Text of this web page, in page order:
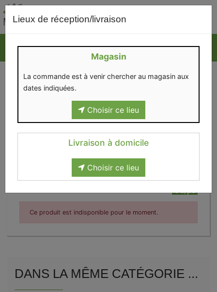
Lieux de réception/livraison
Magasin
La commande est à venir chercher au magasin aux
dates indiquées.
Choisir ce lieu
Livraison à domicile
Choisir ce lieu
En tranches
Ce produit est indisponible pour le moment.
DANS LA MÊME CATÉGORIE ...